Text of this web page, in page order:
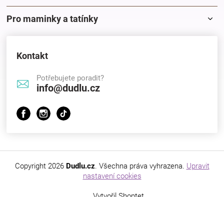
Pro maminky a tatínky
Kontakt
Potřebujete poradit?
info@dudlu.cz
Copyright 2026 Dudlu.cz. Všechna práva vyhrazena. Upravit
nastavení cookies